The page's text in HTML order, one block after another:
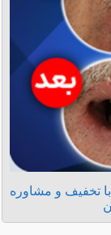
با تخفیف و مشاوره